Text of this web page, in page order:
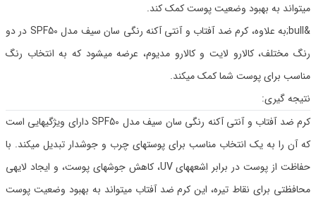
میتواند به بهبود وضعیت پوست کمک کند.
&bull;به علاوه، کرم ضد آفتاب و آنتی آکنه رنگی سان سیف مدل SPF50 در دو
رنگ مختلف، کالارو لایت و کالارو مدیوم، عرضه میشود که به انتخاب رنگ
مناسب برای پوست شما کمک میکند.
نتیجه گیری:
کرم ضد آفتاب و آنتی آکنه رنگی سان سیف مدل SPF50 دارای ویژگیهایی است
که آن را به یک انتخاب مناسب برای پوستهای چرب و جوشدار تبدیل میکند. با
حفاظت از پوست در برابر اشعههای UV، کاهش جوشهای پوست، و ایجاد لایهی
محافظتی برای نقاط تیره، این کرم ضد آفتاب میتواند به بهبود وضعیت پوست